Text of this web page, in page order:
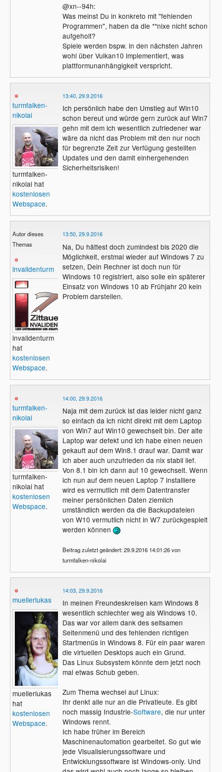
@xn--94h:
Was meinst Du in konkreto mit "fehlenden
Programmen", haben da die **nixe nicht schon
aufgeholt?
Spiele werden bspw. in den nächsten Jahren
wohl über Vulkan10 implementiert, was
plattformunanhängigkeit verspricht.
turmfalken-
nikolai
turmfalken-
nikolai hat
kostenlosen
Webspace.
13:40, 29.9.2016
Ich persönlich habe den Umstieg auf Win10
schon bereut und würde gern zurück auf Win7
gehn mit dem ich wesentlich zufriedener war
wäre da nicht das Problem mit den nur noch
für begrenzte Zeit zur Verfügung gestellten
Updates und den damit einhergehenden
Sicherheitsrisiken!
Autor dieses
Themas
invalidenturm
invalidenturm
hat
kostenlosen
Webspace.
13:50, 29.9.2016
Na, Du hättest doch zumindest bis 2020 die
Möglichkeit, erstmal wieder auf Windows 7 zu
setzen, Dein Rechner ist doch nun für
Windows 10 registriert, also solle ein späterer
Einsatz von Windows 10 ab Frühjahr 20 kein
Problem darstellen.
turmfalken-
nikolai
turmfalken-
nikolai hat
kostenlosen
Webspace.
14:00, 29.9.2016
Naja mit dem zurück ist das leider nicht ganz
so einfach da ich nicht direkt mit dem Laptop
von Win7 auf Win10 gewechselt bin. Der alte
Laptop war defekt und ich habe einen neuen
gekauft auf dem Win8.1 drauf war. Damit war
ich aber auch unzufrieden da nix stabil lief.
Von 8.1 bin ich dann auf 10 gewechselt. Wenn
ich nun auf dem neuen Laptop 7 installiere
wird es vermutlich mit dem Datentransfer
meiner persönlichen Daten ziemlich
umständlich werden da die Backupdateien
von W10 vermutlich nicht in W7 zurückgespielt
werden können
Beitrag zuletzt geändert: 29.9.2016 14:01:26 von
turmfalken-nikolai
muellerlukas
muellerlukas
hat
kostenlosen
Webspace.
14:03, 29.9.2016
In meinen Freundeskreisen kam Windows 8
wesentlich schlechter weg als Windows 10.
Das war vor allem dank des seltsamen
Seitenmenü und des fehlenden richtigen
Startmenüs in Windows 8. Für ein paar waren
die virtuellen Desktops auch ein Grund.
Das Linux Subsystem könnte dem jetzt noch
mal etwas Schub geben.
Zum Thema wechsel auf Linux:
Ihr denkt alle nur an die Privatleute. Es gibt
noch massig Industrie-Software, die nur unter
Windows rennt.
Ich habe früher im Bereich
Maschinenautomation gearbeitet. So gut wie
jede Visualisierungssoftware und
Entwicklungssoftware ist Windows-only. Und